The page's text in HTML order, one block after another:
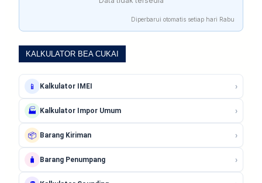
Diperbarui otomatis setiap hari Rabu
KALKULATOR BEA CUKAI
📱 Kalkulator IMEI ›
🏭 Kalkulator Impor Umum ›
📦 Barang Kiriman ›
🧳 Barang Penumpang ›